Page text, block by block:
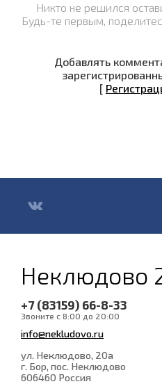
Никто не решился
Будь-те первым,
Добавлять
[
Неклюдово
+7 (83159) 66-8-33
Звоните с 8:00 до 20:00
info@nekludovo.ru
ул. Неклюдово, 20а
г. Бор, пос. Неклюдово
606460 Россия